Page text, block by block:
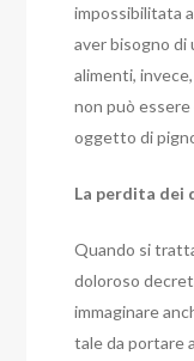
impossibilitata
aver bisogno di
alimenti,
non può
oggetto di
La perdita dei
Quando si
doloroso
immaginare
tale da portare